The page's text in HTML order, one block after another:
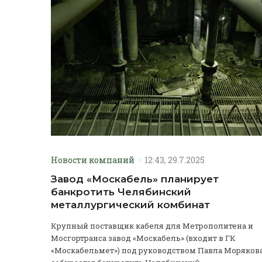
Новости компаний · 12:43, 29.7.2025
Завод «Москабель» планирует
банкротить Челябинский
металлургический комбинат
Крупный поставщик кабеля для Метрополитена и
Мосгортранса завод «Москабель» (входит в ГК
«Москабельмет») под руководством Павла